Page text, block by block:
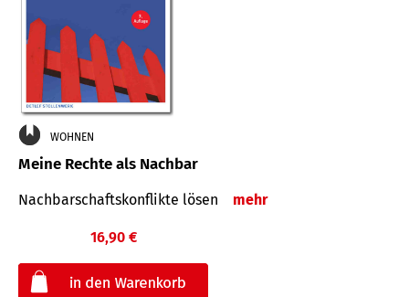
WOHNEN
Meine Rechte als Nachbar
Nach­bar­schafts­konflikte lösen mehr
16,90 €